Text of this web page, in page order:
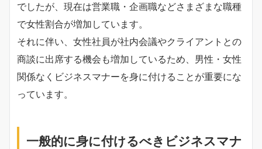
でしたが、現在は営業職・企画職などさまざまな職種
で女性割合が増加しています。
それに伴い、女性社員が社内会議やクライアントとの
商談に出席する機会も増加しているため、男性・女性
関係なくビジネスマナーを身に付けることが重要にな
っています。
一般的に身に付けるべきビジネスマナ